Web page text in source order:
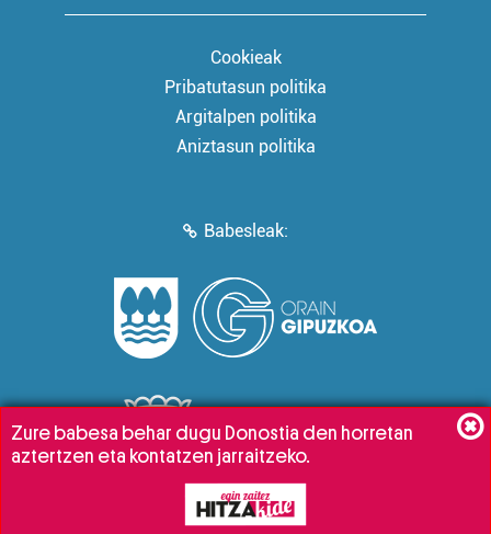
Cookieak
Pribatutasun politika
Argitalpen politika
Aniztasun politika
Babesleak:
Zure babesa behar dugu Donostia den horretan
aztertzen eta kontatzen jarraitzeko.